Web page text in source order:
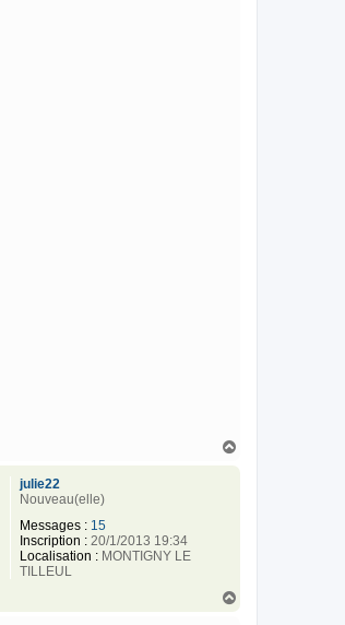
julie22
Nouveau(elle)
Messages : 15
Inscription : 20/1/2013 19:34
Localisation : MONTIGNY LE
TILLEUL